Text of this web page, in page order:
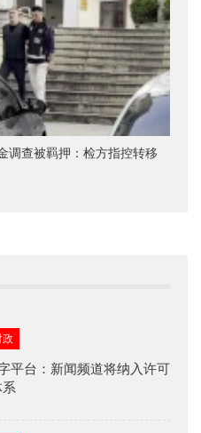
调查被羁押：检方指控转移
政
平台：新闻频道将纳入许可
系